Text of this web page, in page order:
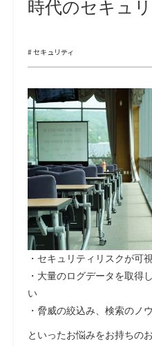
時代のセキュ
# セキュリティ
・セキュリティリスクが可
・大量のログデータを取得
い
・脅威の絞込み、検索のノ
といったお悩みをお持ちの